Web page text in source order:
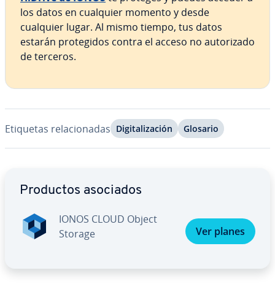
los datos en cualquier momento y desde
cualquier lugar. Al mismo tiempo, tus datos
estarán pro­te­gi­dos contra el acceso no au­to­ri­za­do
de terceros.
Etiquetas re­la­cio­na­das Di­gi­ta­li­za­ción Glosario
Productos asociados
IONOS CLOUD Object
Storage
Ver planes